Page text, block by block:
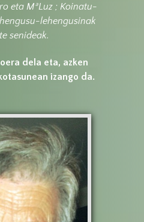
eta MªLuz ; Koinatu-
lehengusinak
senideak.
dela eta, azken
izango da.